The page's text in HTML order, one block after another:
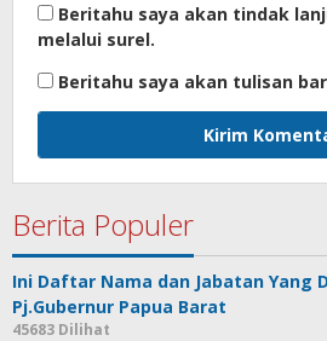
Beritahu saya akan tindak
melalui surel.
Beritahu saya akan tulisan
Berita Populer
Ini Daftar Nama dan Jabatan Yang
Pj.Gubernur Papua Barat
45683 Dilihat